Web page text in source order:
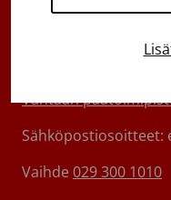
Toimipisteiden
Vantaan
Sähköpostiosoitteet:
Vaihde 029 300 1010